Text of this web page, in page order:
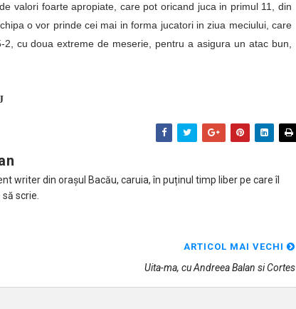
valori foarte apropiate, care pot oricand juca in primul 11, din
o vor prinde cei mai in forma jucatori in ziua meciului, care
cu doua extreme de meserie, pentru a asigura un atac bun,
writer din orașul Bacău, caruia, în puținul timp liber pe care îl
scrie.
ARTICOL MAI VECHI
Uita-ma, cu Andreea Balan si Cortes